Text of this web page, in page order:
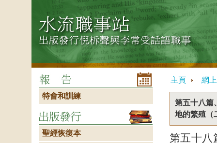
主頁 網
第五十八篇
地的繁殖（
第五十八
特會和訓練
聖經恢復本